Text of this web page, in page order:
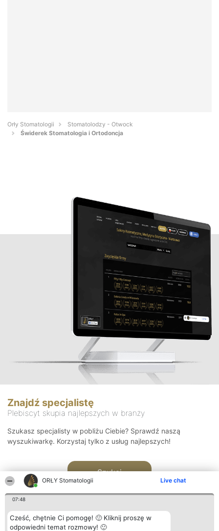
ORŁY Stomatologii Live chat
07:48
Cześć, chętnie Ci pomogę! 🙂 Kliknij proszę w
odpowiedni temat rozmowy! 🙂
Orły Stomatologii
Stomatolodzy - Otwock
Świderek Stomatologia i Ortodoncja
Znajdź specjalistę
Plebiscyt skupia najlepszych w branży
Szukasz specjalisty w pobliżu Ciebie? Sprawdź naszą
wyszukiwarkę. Korzystaj tylko z usług najlepszych!
Szukaj